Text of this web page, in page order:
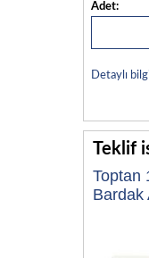
Adet:
Detaylı
Teklif
Toptan
Bardak